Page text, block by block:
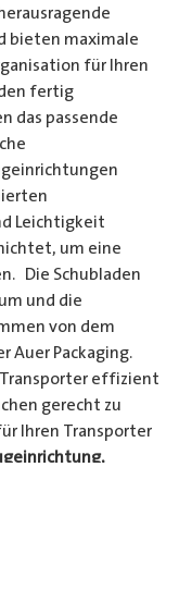
bieten maximale
für Ihren
fertig
das passende
Leichtigkeit
um eine
Die Schubladen
und die
von dem
Auer Packaging.
Transporter effizient
gerecht zu
Ihren Transporter